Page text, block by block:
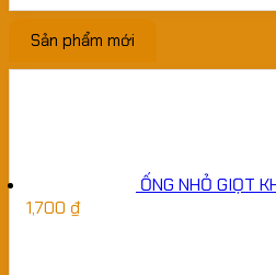
Sản phẩm mới
ỐNG NHỎ GIỌT
1,700 ₫